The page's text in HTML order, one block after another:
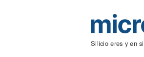
Silicio eres y en